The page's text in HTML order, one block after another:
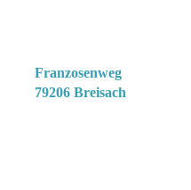
Franzosenweg
79206 Breisach